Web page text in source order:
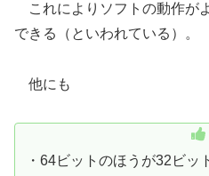
これによりソフトの動作が
できる（といわれている）。
他にも
・64ビットのほうが32ビ